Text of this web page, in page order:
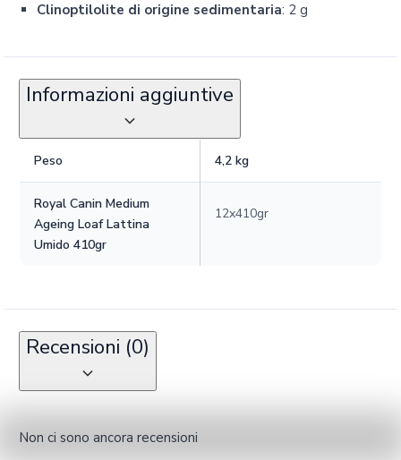
Clinoptilolite di origine sedimentaria: 2 g
Informazioni aggiuntive
Peso 4,2 kg
Royal Canin Medium
Ageing Loaf Lattina
Umido 410gr
12x410gr
Recensioni (0)
Non ci sono ancora recensioni